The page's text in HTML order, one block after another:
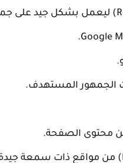
الجمهور المستهدف.